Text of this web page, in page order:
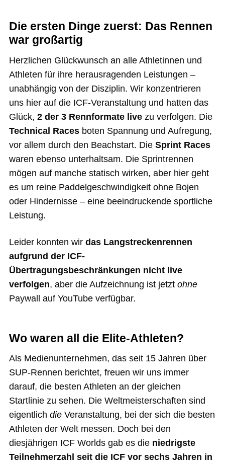
Die ersten Dinge zuerst: Das Rennen
war großartig
Herzlichen Glückwunsch an alle Athletinnen und
Athleten für ihre herausragenden Leistungen –
unabhängig von der Disziplin. Wir konzentrieren
uns hier auf die ICF-Veranstaltung und hatten das
Glück, 2 der 3 Rennformate livezu verfolgen. Die
Technical Racesboten Spannung und Aufregung,
vor allem durch den Beachstart. Die Sprint Races
waren ebenso unterhaltsam. Die Sprintrennen
mögen auf manche statisch wirken, aber hier geht
es um reine Paddelgeschwindigkeit ohne Bojen
oder Hindernisse – eine beeindruckende sportliche
Leistung.
Leider konnten wir das Langstreckenrennen
aufgrund der ICF-
Übertragungsbeschränkungen nicht live
verfolgen, aber die Aufzeichnung ist jetzt ohne
Paywall auf YouTube verfügbar.
Wo waren all die Elite-Athleten?
Als Medienunternehmen, das seit 15 Jahren über
SUP-Rennen berichtet, freuen wir uns immer
darauf, die besten Athleten an der gleichen
Startlinie zu sehen. Die Weltmeisterschaften sind
eigentlich dieVeranstaltung, bei der sich die besten
Athleten der Welt messen. Doch bei den
diesjährigen ICF Worlds gab es die niedrigste
Teilnehmerzahl seit die ICF vor sechs Jahren in